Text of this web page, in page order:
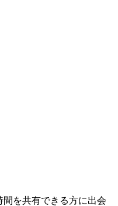
を共有できる方に出会